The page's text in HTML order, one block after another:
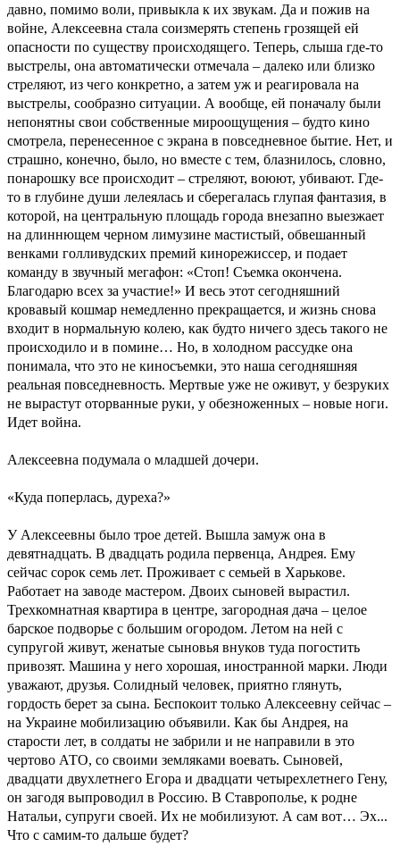
давно, помимо воли, привыкла к их звукам. Да и пожив на
войне, Алексеевна стала соизмерять степень грозящей ей
опасности по существу происходящего. Теперь, слыша где-то
выстрелы, она автоматически отмечала – далеко или близко
стреляют, из чего конкретно, а затем уж и реагировала на
выстрелы, сообразно ситуации. А вообще, ей поначалу были
непонятны свои собственные мироощущения – будто кино
смотрела, перенесенное с экрана в повседневное бытие. Нет, и
страшно, конечно, было, но вместе с тем, блазнилось, словно,
понарошку все происходит – стреляют, воюют, убивают. Где-
то в глубине души лелеялась и сберегалась глупая фантазия, в
которой, на центральную площадь города внезапно выезжает
на длиннющем черном лимузине мастистый, обвешанный
венками голливудских премий кинорежиссер, и подает
команду в звучный мегафон: «Стоп! Съемка окончена.
Благодарю всех за участие!» И весь этот сегодняшний
кровавый кошмар немедленно прекращается, и жизнь снова
входит в нормальную колею, как будто ничего здесь такого не
происходило и в помине… Но, в холодном рассудке она
понимала, что это не киносъемки, это наша сегодняшняя
реальная повседневность. Мертвые уже не оживут, у безруких
не вырастут оторванные руки, у обезноженных – новые ноги.
Идет война.
Алексеевна подумала о младшей дочери.
«Куда поперлась, дуреха?»
У Алексеевны было трое детей. Вышла замуж она в
девятнадцать. В двадцать родила первенца, Андрея. Ему
сейчас сорок семь лет. Проживает с семьей в Харькове.
Работает на заводе мастером. Двоих сыновей вырастил.
Трехкомнатная квартира в центре, загородная дача – целое
барское подворье с большим огородом. Летом на ней с
супругой живут, женатые сыновья внуков туда погостить
привозят. Машина у него хорошая, иностранной марки. Люди
уважают, друзья. Солидный человек, приятно глянуть,
гордость берет за сына. Беспокоит только Алексеевну сейчас –
на Украине мобилизацию объявили. Как бы Андрея, на
старости лет, в солдаты не забрили и не направили в это
чертово АТО, со своими земляками воевать. Сыновей,
двадцати двухлетнего Егора и двадцати четырехлетнего Гену,
он загодя выпроводил в Россию. В Ставрополье, к родне
Натальи, супруги своей. Их не мобилизуют. А сам вот… Эх...
Что с самим-то дальше будет?